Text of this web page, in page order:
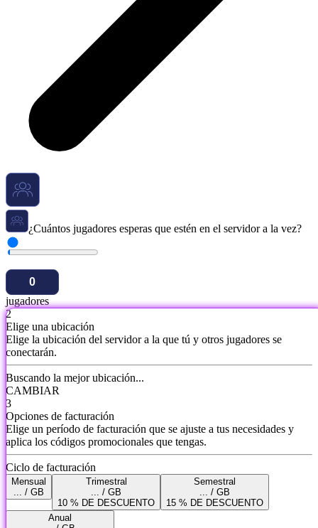
¿Cuántos jugadores esperas que estén en el servidor a la vez?
jugadores
2
Elige una ubicación
Elige la ubicación del servidor a la que tú y otros jugadores se
conectarán.
Buscando la mejor ubicación...
CAMBIAR
3
Opciones de facturación
Elige un período de facturación que se ajuste a tus necesidades y
aplica los códigos promocionales que tengas.
Ciclo de facturación
Mensual
... / GB
Trimestral
... / GB
10 % DE DESCUENTO
Semestral
... / GB
15 % DE DESCUENTO
Anual